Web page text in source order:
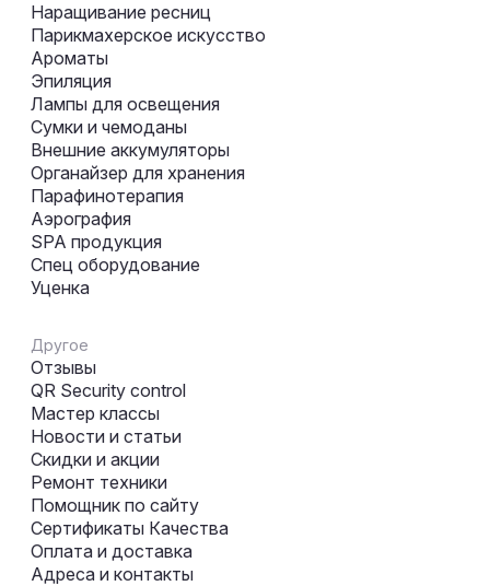
Наращивание ресниц
Парикмахерское искусство
Ароматы
Эпиляция
Лампы для освещения
Сумки и чемоданы
Внешние аккумуляторы
Органайзер для хранения
Парафинотерапия
Аэрография
SPA продукция
Спец оборудование
Уценка
Другое
Отзывы
QR Security control
Мастер классы
Новости и статьи
Скидки и акции
Ремонт техники
Помощник по сайту
Сертификаты Качества
Оплата и доставка
Адреса и контакты